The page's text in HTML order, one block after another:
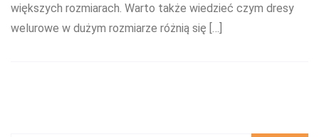
większych rozmiarach. Warto także wiedzieć czym dresy
welurowe w dużym rozmiarze różnią się […]